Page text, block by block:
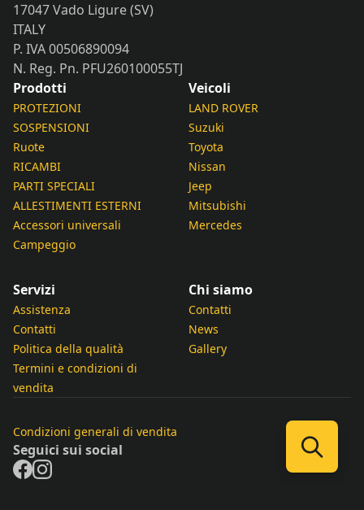
17047 Vado Ligure (SV)
ITALY
P. IVA 00506890094
N. Reg. Pn. PFU260100055TJ
Prodotti
PROTEZIONI
SOSPENSIONI
Ruote
RICAMBI
PARTI SPECIALI
ALLESTIMENTI ESTERNI
Accessori universali
Campeggio
Veicoli
LAND ROVER
Suzuki
Toyota
Nissan
Jeep
Mitsubishi
Mercedes
Servizi
Assistenza
Contatti
Politica della qualità
Termini e condizioni di
vendita
Chi siamo
Contatti
News
Gallery
Condizioni generali di vendita
Seguici sui social